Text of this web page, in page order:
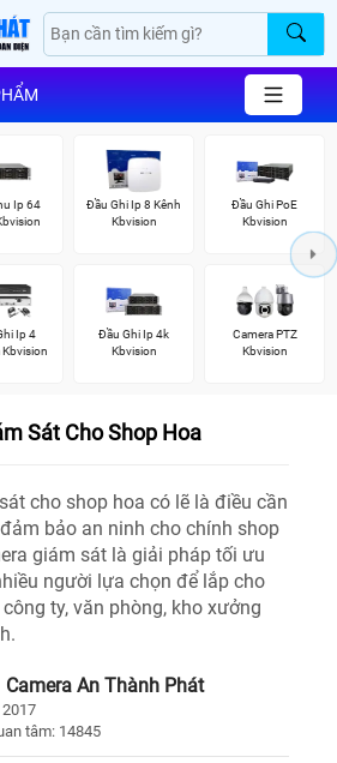
Ip 64
Đầu Ghi Ip 8 Kênh
Kbvision
Đầu Ghi PoE
Kbvision
Ip 4
Kbvision
Đầu Ghi Ip 4k
Kbvision
Camera PTZ
Kbvision
Sát Cho Shop Hoa
cho shop hoa có lẽ là điều cần
bảo an ninh cho chính shop
giám sát là giải pháp tối ưu
người lựa chọn để lắp cho
ty, văn phòng, kho xưởng
Camera An Thành Phát
tâm: 14845